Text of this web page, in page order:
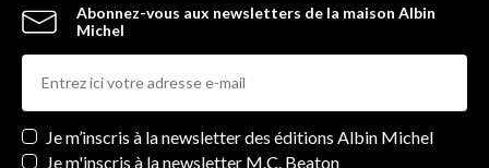
Abonnez-vous aux newsletters de la maison Albin
Michel
Newsletters
Je m’inscris à la newsletter des éditions Albin Michel
Je m'inscris à la newsletter M.C. Beaton